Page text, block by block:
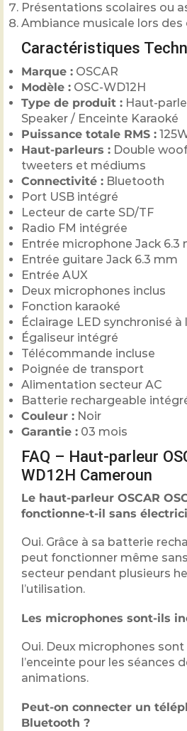
Présentations scolaires ou
Ambiance musicale lors des
Caractéristiques
Marque : OSCAR
Modèle : OSC-WD12H
Type de produit : Haut-
Speaker / Enceinte Karaoké
Puissance totale RMS :
Haut-parleurs : Double
tweeters et médiums
Connectivité : Bluetooth
Port USB intégré
Lecteur de carte SD/TF
Radio FM intégrée
Entrée microphone Jack 6.3
Entrée guitare Jack 6.3 mm
Entrée AUX
Deux microphones inclus
Fonction karaoké
Éclairage LED synchronisé à
Égaliseur intégré
Télécommande incluse
Poignée de transport
Alimentation secteur AC
Batterie rechargeable
Couleur : Noir
Garantie : 03 mois
FAQ – Haut-parleur
WD12H Cameroun
Le haut-parleur OSCAR
fonctionne-t-il sans
Oui. Grâce à sa batterie
peut fonctionner même
secteur pendant plusieurs
l’utilisation.
Les microphones sont-ils
Oui. Deux microphones
l’enceinte pour les séances
animations.
Peut-on connecter un
Bluetooth ?